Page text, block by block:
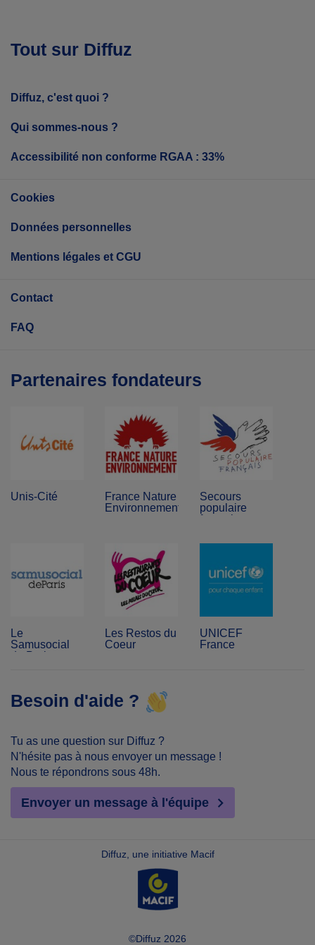
Tout sur Diffuz
Diffuz, c'est quoi ?
Qui sommes-nous ?
Accessibilité non conforme RGAA : 33%
Cookies
Données personnelles
Mentions légales et CGU
Contact
FAQ
Partenaires fondateurs
Unis-Cité
France Nature
Environnement
Secours
populaire
français
Le
Samusocial
de Paris
Les Restos du
Coeur
UNICEF
France
Besoin d'aide ?
Tu as une question sur Diffuz ?
N'hésite pas à nous envoyer un message !
Nous te répondrons sous 48h.
Envoyer un message à l'équipe
Diffuz, une initiative Macif
©Diffuz 2026